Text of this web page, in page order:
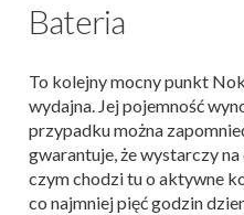
Bateria
To kolejny mocny punkt
wydajna. Jej pojemność
przypadku można
gwarantuje, że wystarczy
czym chodzi tu o aktywne
co najmniej pięć godzin